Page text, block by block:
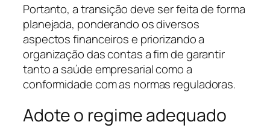
Portanto, a transição deve ser feita de forma
planejada, ponderando os diversos
aspectos financeiros e priorizando a
organização das contas a fim de garantir
tanto a saúde empresarial como a
conformidade com as normas reguladoras.
Adote o regime adequado